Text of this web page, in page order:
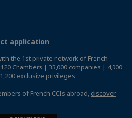
application
the 1st private network of French
Chambers | 33,000 companies | 4,000
exclusive privileges
of French CCIs abroad, discover